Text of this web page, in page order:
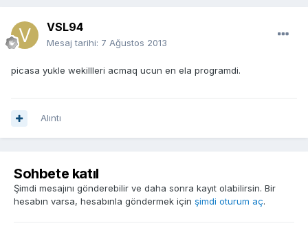
VSL94
Mesaj tarihi: 7 Ağustos 2013
picasa yukle wekillleri acmaq ucun en ela programdi.
Alıntı
Sohbete katıl
Şimdi mesajını gönderebilir ve daha sonra kayıt olabilirsin. Bir
hesabın varsa, hesabınla göndermek için şimdi oturum aç.